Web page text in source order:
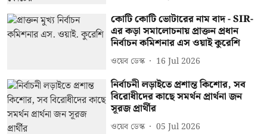
কোটি কোটি ভোটারের নাম বাদ - SIR-
এর কড়া সমালোচনায় প্রাক্তন প্রধান
নির্বাচন কমিশনার এস ওয়াই কুরেশি
ওয়েব ডেস্ক 16 Jul 2026
নির্বাচনী লড়াইতে প্রশান্ত কিশোর, সব
বিরোধীদের কাছে সমর্থন প্রার্থনা জন
সূরজ প্রার্থীর
ওয়েব ডেস্ক 05 Jul 2026